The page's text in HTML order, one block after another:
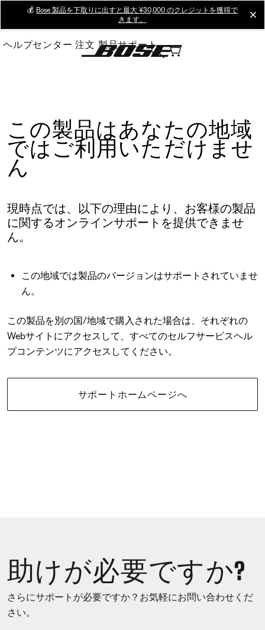
Main
💰 Bose 製品を下取りに出すと最大 ¥30,000 のクレジットを獲得で
きます。
ヘルプセンター 注文 製品サポート
この製品はあなたの地域
ではご利用いただけませ
ん
現時点では、以下の理由により、お客様の製品
に関するオンラインサポートを提供できませ
ん。
この地域では製品のバージョンはサポートされていませ
ん。
この製品を別の国/地域で購入された場合は、それぞれの
Webサイトにアクセスして、すべてのセルフサービスヘル
プコンテンツにアクセスしてください。
サポートホームページへ
助けが必要ですか?
さらにサポートが必要ですか？お気軽にお問い合わせくだ
さい。